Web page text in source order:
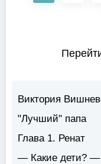
Виктория
"Лучший" папа
Глава 1. Ренат
— Какие дети? —